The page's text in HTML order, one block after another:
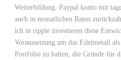
Weiterbildung. Paypal konto mit
auch in monatlichen Raten
ich in ripple investieren diese
Voraussetzung um das Edelmetall
Portfolio zu halten, die Gründe für